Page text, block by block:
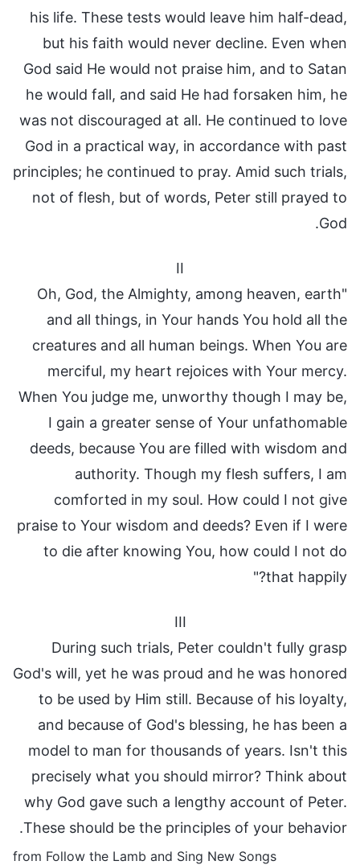
his life. These tests would leave him half-dead,
but his faith would never decline. Even when
God said He would not praise him, and to Satan
he would fall, and said He had forsaken him, he
was not discouraged at all. He continued to love
God in a practical way, in accordance with past
principles; he continued to pray. Amid such trials,
not of flesh, but of words, Peter still prayed to
God.
II
"Oh, God, the Almighty, among heaven, earth
and all things, in Your hands You hold all the
creatures and all human beings. When You are
merciful, my heart rejoices with Your mercy.
When You judge me, unworthy though I may be,
I gain a greater sense of Your unfathomable
deeds, because You are filled with wisdom and
authority. Though my flesh suffers, I am
comforted in my soul. How could I not give
praise to Your wisdom and deeds? Even if I were
to die after knowing You, how could I not do
that happily?"
III
During such trials, Peter couldn't fully grasp
God's will, yet he was proud and he was honored
to be used by Him still. Because of his loyalty,
and because of God's blessing, he has been a
model to man for thousands of years. Isn't this
precisely what you should mirror? Think about
why God gave such a lengthy account of Peter.
These should be the principles of your behavior.
from Follow the Lamb and Sing New Songs